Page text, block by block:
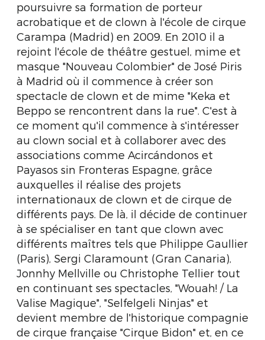
poursuivre sa formation de porteur
acrobatique et de clown à l'école de cirque
Carampa (Madrid) en 2009. En 2010 il a
rejoint l'école de théâtre gestuel, mime et
masque "Nouveau Colombier" de José Piris
à Madrid où il commence à créer son
spectacle de clown et de mime "Keka et
Beppo se rencontrent dans la rue". C'est à
ce moment qu'il commence à s'intéresser
au clown social et à collaborer avec des
associations comme Acircándonos et
Payasos sin Fronteras Espagne, grâce
auxquelles il réalise des projets
internationaux de clown et de cirque de
différents pays. De là, il décide de continuer
à se spécialiser en tant que clown avec
différents maîtres tels que Philippe Gaullier
(Paris), Sergi Claramount (Gran Canaria),
Jonnhy Mellville ou Christophe Tellier tout
en continuant ses spectacles, "Wouah! / La
Valise Magique", "Selfelgeli Ninjas" et
devient membre de l'historique compagnie
de cirque française "Cirque Bidon" et, en ce